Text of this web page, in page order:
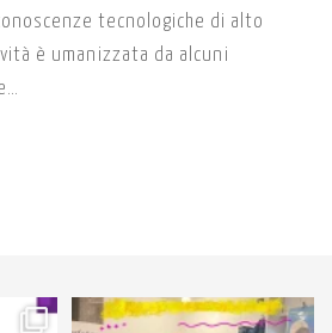
tecnologiche di alto
è umanizzata da alcuni
89 3